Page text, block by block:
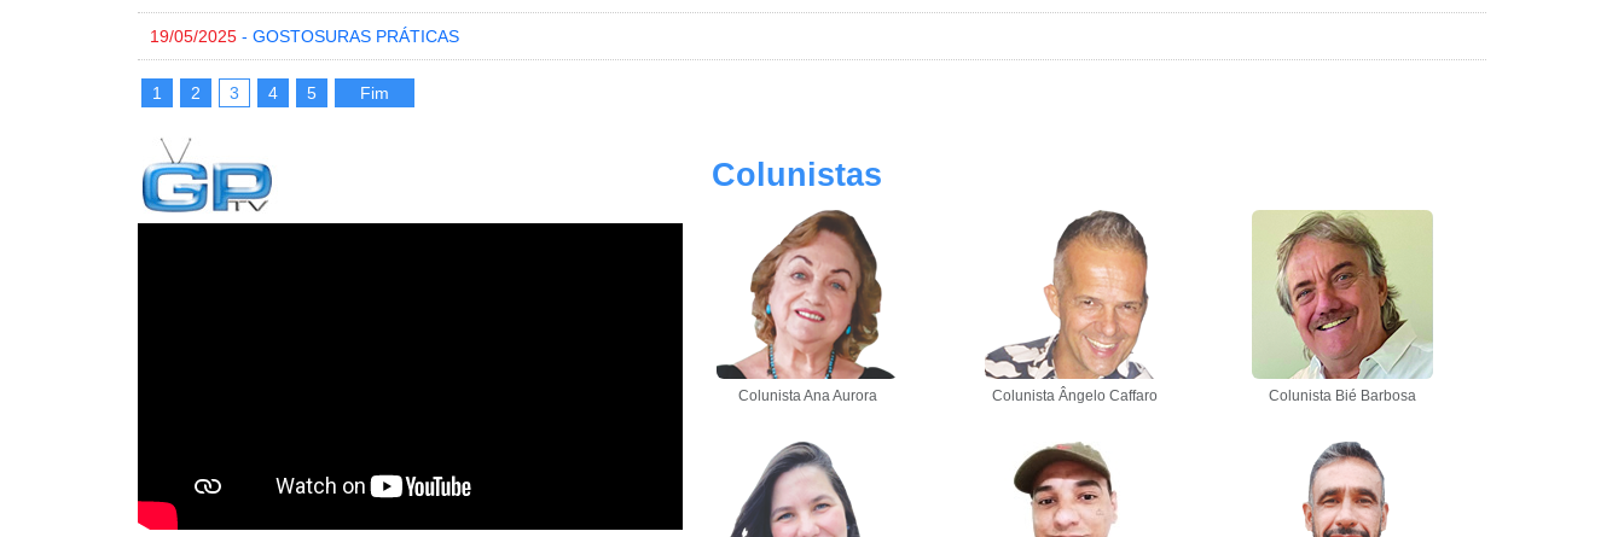
19/05/2025 - GOSTOSURAS PRÁTICAS
1 2 3 4 5 Fim
Colunistas
Colunista Ana Aurora Colunista Ângelo Caffaro Colunista Bié Barbosa